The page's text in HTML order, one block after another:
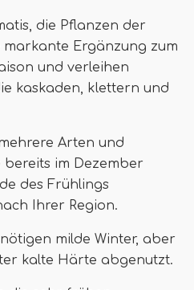
die Pflanzen der
markante Ergänzung zum
und verleihen
kaskaden, klettern und
Arten und
im Dezember
des Frühlings
Ihrer Region.
milde Winter, aber
kalte Härte abgenutzt.